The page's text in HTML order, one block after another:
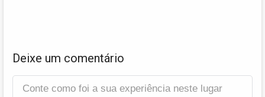
Deixe um comentário